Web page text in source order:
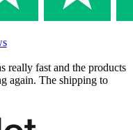
really fast and the products
again. The shipping to